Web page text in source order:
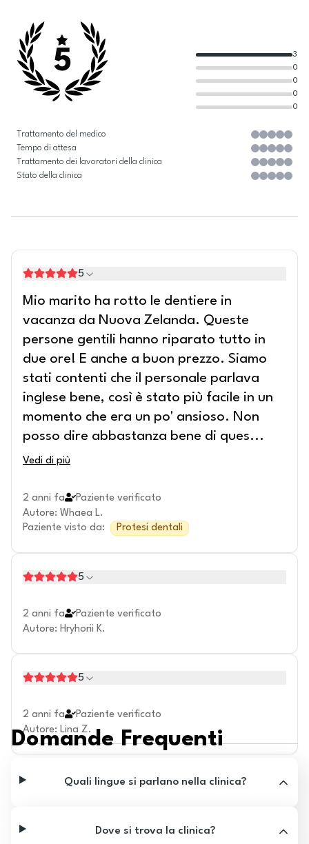
5
0
0
0
0
3
Trattamento del medico
Tempo di attesa
Trattamento dei lavoratori della clinica
Stato della clinica
5
Mio marito ha rotto le dentiere in
vacanza da Nuova Zelanda. Queste
persone gentili hanno riparato tutto in
due ore! E anche a buon prezzo. Siamo
stati contenti che il personale parlava
inglese bene, così è stato più facile in un
momento che era un po' ansioso. Non
posso dire abbastanza bene di ques...
Vedi di più
2 anni fa
Paziente verificato
Autore: Whaea L.
Paziente visto da: Protesi dentali
5
2 anni fa
Paziente verificato
Autore: Hryhorii K.
5
2 anni fa
Paziente verificato
Autore: Lina Z.
Domande Frequenti
Quali lingue si parlano nella clinica?
Dove si trova la clinica?